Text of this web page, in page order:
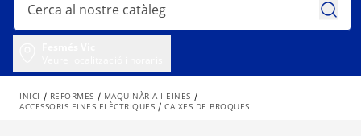
INICI REFORMES
MAQUINÀRIA I EINES
ACCESSORIS EINES ELÈCTRIQUES
CAIXES DE BROQUES